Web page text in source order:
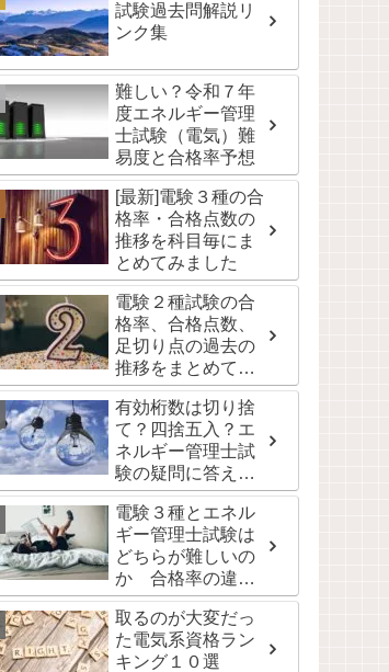
試験過去問解説リ
ンク集
難しい？令和７年
度エネルギー管理
士試験（電気）難
易度と合格率予想
[最新]電験３種の合
格率・合格点数の
推移を科目毎にま
とめてみました
電験２種試験の合
格率、合格点数、
足切り点の過去の
推移をまとめて公
開！
有効桁数は切り捨
て？四捨五入？エ
ネルギー管理士試
験の疑問に答えま
す。
電験３種とエネル
ギー管理士試験は
どちらが難しいの
か 合格率の違い
は取りやすさの違
い
取るのが大変だっ
た電気系資格ラン
キング１０選